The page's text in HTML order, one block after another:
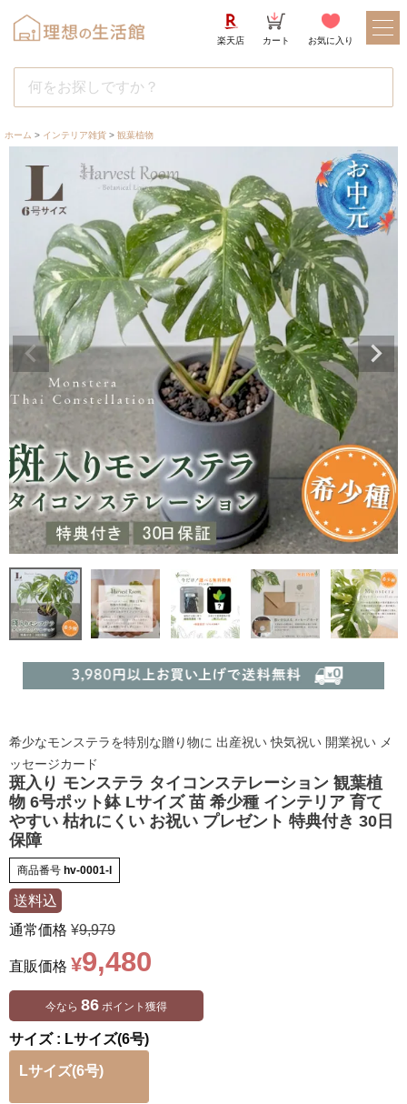
楽天店 カート お気に入り
ホーム インテリア雑貨 観葉植物
希少なモンステラを特別な贈り物に 出産祝い 快気祝い 開業祝い メ
ッセージカード
斑入り モンステラ タイコンステレーション 観葉植
物 6号ポット鉢 Lサイズ 苗 希少種 インテリア 育て
やすい 枯れにくい お祝い プレゼント 特典付き 30日
保障
商品番号 hv-0001-l
送料込
通常価格 ¥9,979
直販価格 ¥9,480
今なら 86 ポイント獲得
サイズ Lサイズ(6号)
Lサイズ(6号)